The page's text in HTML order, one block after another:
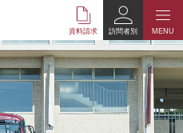
資料請求 MENU
訪問者別